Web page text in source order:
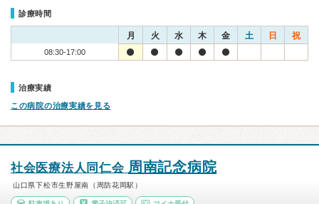
診療時間
月 火 水 木 金 土 日 祝
08:30-17:00
治療実績
この病院の治療実績を見る
社会医療法人同仁会 周南記念病院
山口県下松市生野屋南（周防花岡駅）